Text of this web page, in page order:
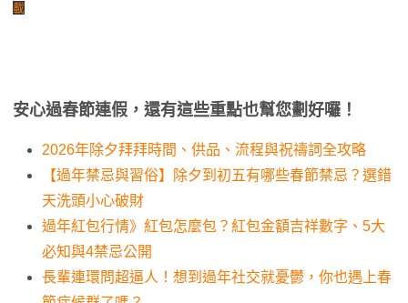
載
安心過春節連假，還有這些重點也幫您劃好囉！
2026年除夕拜拜時間、供品、流程與祝禱詞全攻略
【過年禁忌與習俗】除夕到初五有哪些春節禁忌？選錯
天洗頭小心破財
過年紅包行情》紅包怎麼包？紅包金額吉祥數字、5大
必知與4禁忌公開
長輩連環問超逼人！想到過年社交就憂鬱，你也遇上春